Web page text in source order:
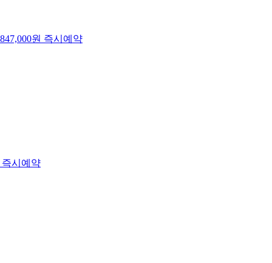
847,000원 즉시예약
즉시예약